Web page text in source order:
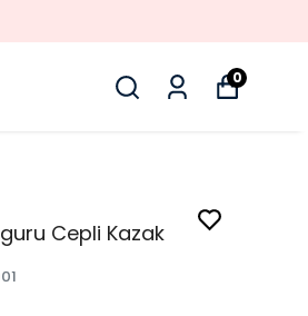
0
Cepli Kazak